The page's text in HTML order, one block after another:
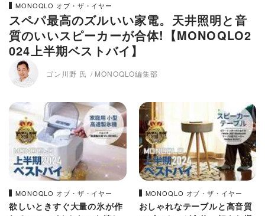
MONOQLO オブ・ザ・イヤー
スペパ最高のズルいい家電。天井照明と音
質のいいスピーカーが合体!【MONOQLO2
024上半期ベストバイ】
ゴン川野 氏 MONOQLO編集部
MONOQLO オブ・ザ・イヤー
欲しいときすぐ大量の氷が作
MONOQLO オブ・ザ・イヤー
おしゃれなテーブルと高音質